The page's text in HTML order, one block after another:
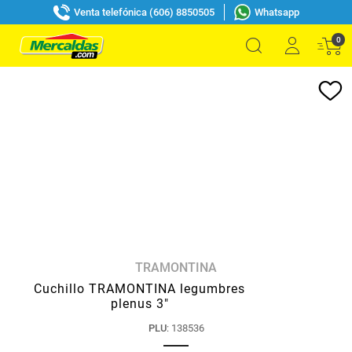
Venta telefónica (606) 8850505 Whatsapp
0
TRAMONTINA
Cuchillo TRAMONTINA legumbres
plenus 3"
PLU: 138536